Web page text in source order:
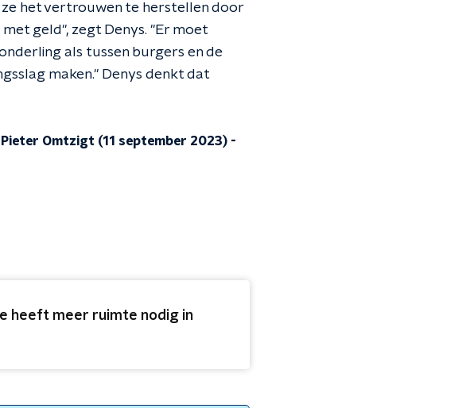
het vertrouwen te herstellen door
geld", zegt Denys. "Er moet
als tussen burgers en de
maken." Denys denkt dat
Omtzigt (11 september 2023) -
heeft meer ruimte nodig in